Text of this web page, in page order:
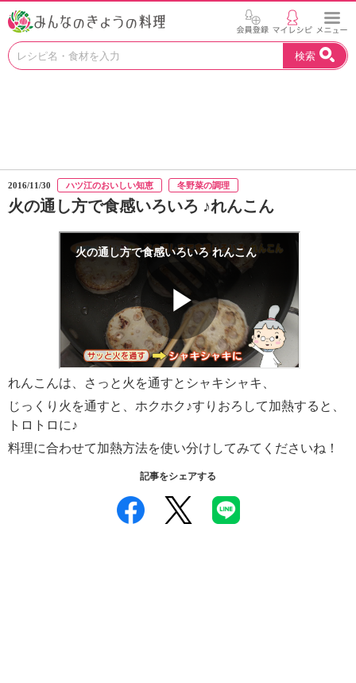
お
つ
け
う
。
H
K
エ
デ
ュ
ケ
ー
シ
ナ
ル
「
ん
な
検索
2016/11/30 ハツ江のおいしい知恵 冬野菜の調理
火の通し方で食感いろいろ ♪れんこん
れんこんは、さっと火を通すとシャキシャキ、
じっくり火を通すと、ホクホク♪すりおろして加熱すると、
トロトロに♪
料理に合わせて加熱方法を使い分けしてみてくださいね！
記事をシェアする